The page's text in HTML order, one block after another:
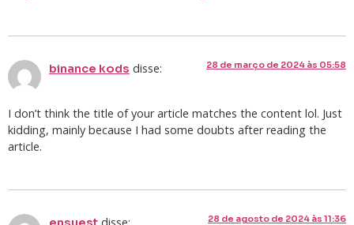
binance kods disse: 28 de março de 2024 às 05:58
I don’t think the title of your article matches the content lol. Just
kidding, mainly because I had some doubts after reading the
article.
28 de agosto de 2024 às 11:36